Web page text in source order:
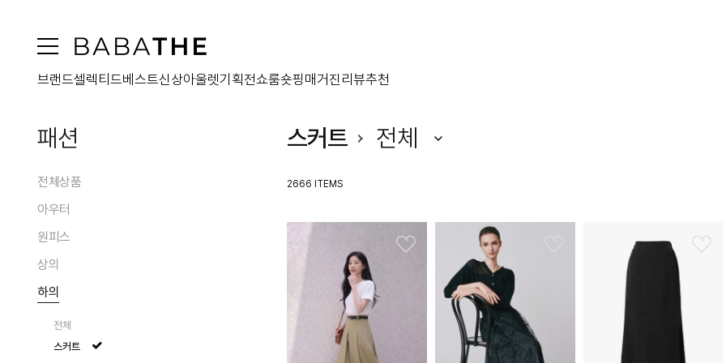
브랜드셀렉티드베스트신상아울렛기획전쇼룸숏핑 매거진 리뷰추천
패션
전체상품
아우터
전체
코트
패딩
퍼
자켓
점퍼
원피스
전체
맥시원피스
미니원피스
투피스원피스
상의
전체
블라우스/셔츠
티셔츠
하의
전체
스커트
스커트 전체
2666 ITEMS